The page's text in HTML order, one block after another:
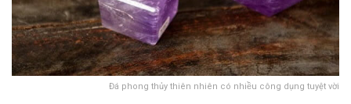
Đá phong thủy thiên nhiên có nhiều công dụng tuyệt vời